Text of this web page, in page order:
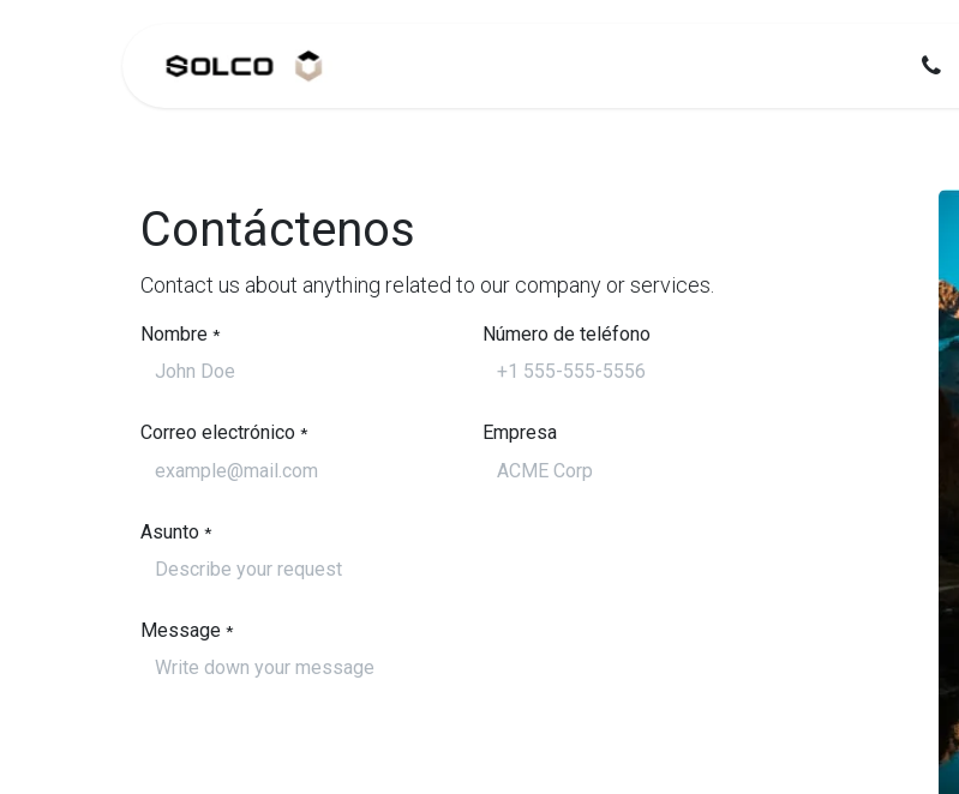
Contáctenos
Contact us about anything related to our company or services.
Nombre * Número de teléfono
Correo electrónico * Empresa
Asunto *
Message *